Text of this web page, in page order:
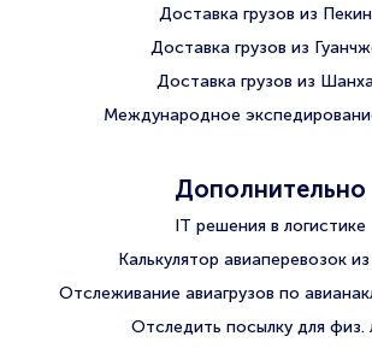
Доставка грузов из
Доставка грузов из
Доставка грузов из
Международное
Дополнительно
IT решения в логистике
Калькулятор авиаперевозок
Отслеживание авиагрузов по
Отследить посылку для физ.